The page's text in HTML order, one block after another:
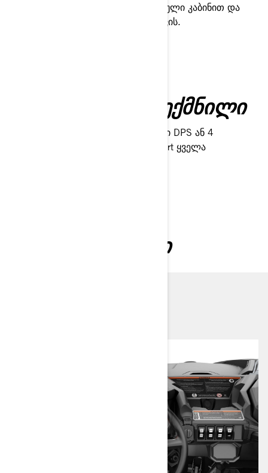
სერთიფიცირებული პროფილირებული კაბინით და
დაცვით ყველა ტიპის რელიეფისთვის.
ᲡᲞᲔᲪᲘᲐᲚᲣᲠᲐᲓ ᲨᲔᲥᲛᲜᲘᲚᲘ
აირჩიეთ თქვენი შასი: 2 ადგილიანი DPS ან 4
ადგილიანი MAX DPS - Maverick Sport ყველა
ᲛᲐᲮᲐᲡᲘᲐᲗᲔᲑᲚᲔᲑᲘ